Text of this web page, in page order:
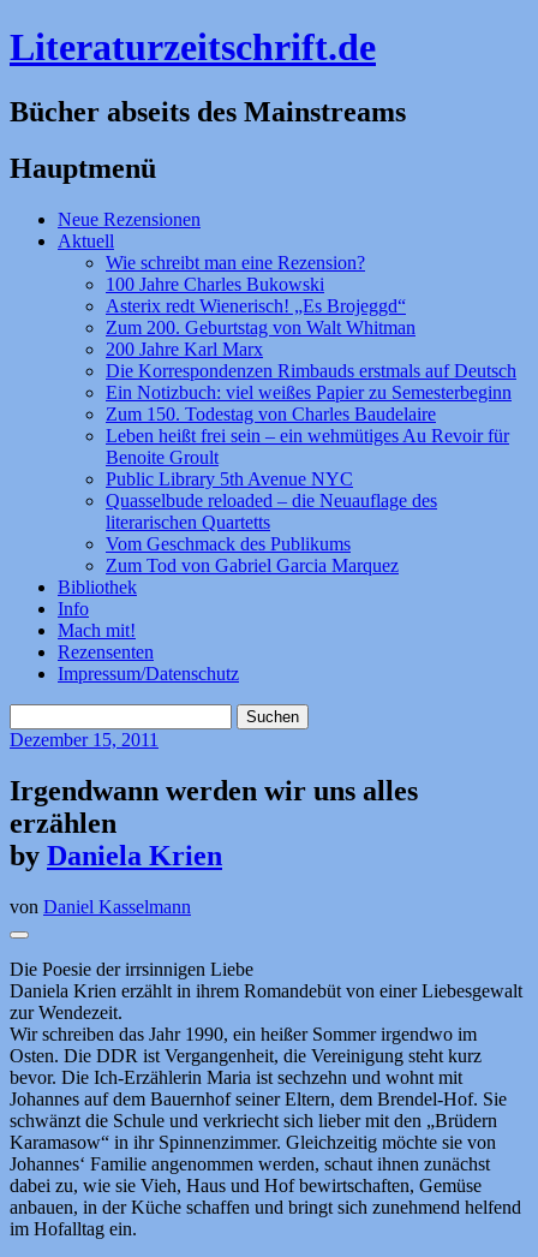
Literaturzeitschrift.de
Bücher abseits des Mainstreams
Hauptmenü
Zum
Inhalt
Neue Rezensionen
Aktuell
Wie schreibt man eine Rezension?
100 Jahre Charles Bukowski
Asterix redt Wienerisch! „Es Brojeggd“
Zum 200. Geburtstag von Walt Whitman
200 Jahre Karl Marx
Die Korrespondenzen Rimbauds erstmals auf Deutsch
Ein Notizbuch: viel weißes Papier zu Semesterbeginn
Zum 150. Todestag von Charles Baudelaire
Leben heißt frei sein – ein wehmütiges Au Revoir für
Benoite Groult
Public Library 5th Avenue NYC
Quasselbude reloaded – die Neuauflage des
literarischen Quartetts
Vom Geschmack des Publikums
Zum Tod von Gabriel Garcia Marquez
Bibliothek
Info
Mach mit!
Rezensenten
Impressum/Datenschutz
nach:
Dezember15, 2011
Irgendwann werden wir uns alles
erzählen
by Daniela Krien
von Daniel Kasselmann
Die Poesie der irrsinnigen Liebe
Daniela Krien erzählt in ihrem Romandebüt von einer Liebesgewalt
zur Wendezeit.
Wir schreiben das Jahr 1990, ein heißer Sommer irgendwo im
Osten. Die DDR ist Vergangenheit, die Vereinigung steht kurz
bevor. Die Ich-Erzählerin Maria ist sechzehn und wohnt mit
Johannes auf dem Bauernhof seiner Eltern, dem Brendel-Hof. Sie
schwänzt die Schule und verkriecht sich lieber mit den „Brüdern
Karamasow“ in ihr Spinnenzimmer. Gleichzeitig möchte sie von
Johannes‘ Familie angenommen werden, schaut ihnen zunächst
dabei zu, wie sie Vieh, Haus und Hof bewirtschaften, Gemüse
anbauen, in der Küche schaffen und bringt sich zunehmend helfend
im Hofalltag ein.